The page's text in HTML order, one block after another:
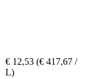
€ 12,53 (€ 417,67 /
L)